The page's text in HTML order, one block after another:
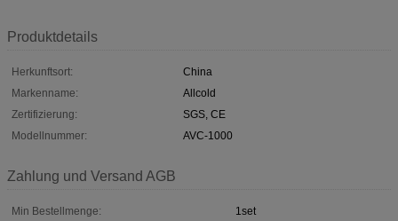
Produktdetails
Herkunftsort:
China
Markenname:
Allcold
Zertifizierung:
SGS, CE
Modellnummer:
AVC-1000
Zahlung und Versand AGB
Min Bestellmenge:
1set